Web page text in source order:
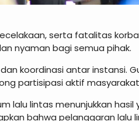
serta fatalitas
nyaman bagi semua pihak.
koordinasi antar instansi.
partisipasi aktif
lalu lintas menunjukkan
bahwa pelanggaran lalu